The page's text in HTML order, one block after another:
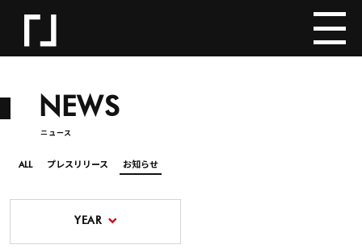
NEWS
ニュース
ALL プレスリリース お知らせ
YEAR